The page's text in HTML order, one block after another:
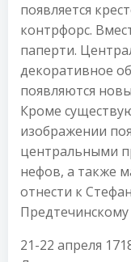
появляется
контрфорс.
паперти.
декоративное
появляются
Кроме
изображении
центральными
нефов, а также
отнести к
21-22 апреля